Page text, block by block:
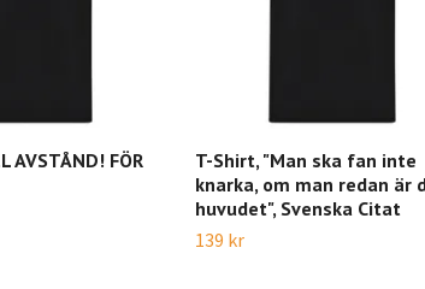
AVSTÅND! FÖR
T-Shirt, "Man ska fan inte
knarka, om man redan är
huvudet", Svenska Citat
139 kr